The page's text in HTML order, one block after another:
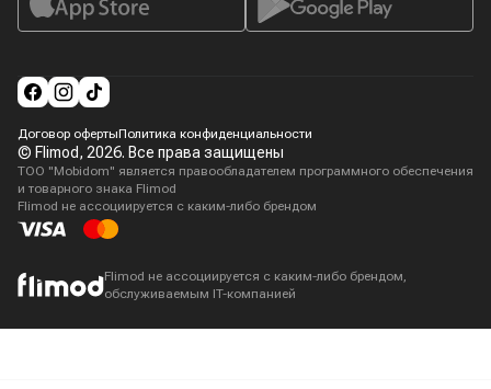
Договор офертыПолитика конфиденциальности
© Flimod, 2026. Все права защищены
ТОО "Mobidom" является правообладателем программного обеспечения
и товарного знака Flimod
Flimod не ассоциируется с каким-либо брендом
Flimod не ассоциируется с каким-либо брендом,
обслуживаемым IT-компанией